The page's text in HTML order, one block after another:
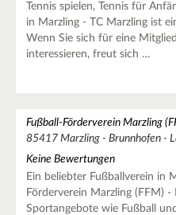
Tennis spielen, Tennis für
in Marzling - TC Marzling ist
Wenn Sie sich für eine
interessieren, freut sich …
Fußball-Förderverein Marzling
85417 Marzling - Brunnhofen -
Keine Bewertungen
Ein beliebter Fußballverein in
Förderverein Marzling (FFM)
Sportangebote wie Fußball